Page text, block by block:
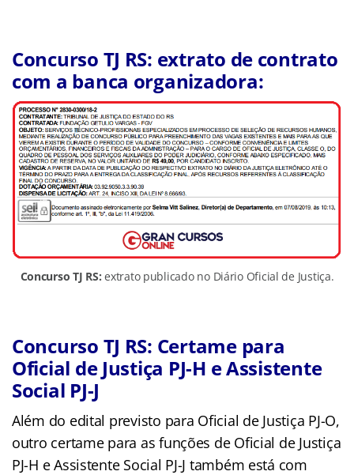
Concurso TJ RS: extrato de contrato
com a banca organizadora:
Concurso TJ RS: extrato publicado no Diário Oficial de Justiça.
Concurso TJ RS: Certame para
Oficial de Justiça PJ-H e Assistente
Social PJ-J
Além do edital previsto para Oficial de Justiça PJ-O,
outro certame para as funções de Oficial de Justiça
PJ-H e Assistente Social PJ-J também está com